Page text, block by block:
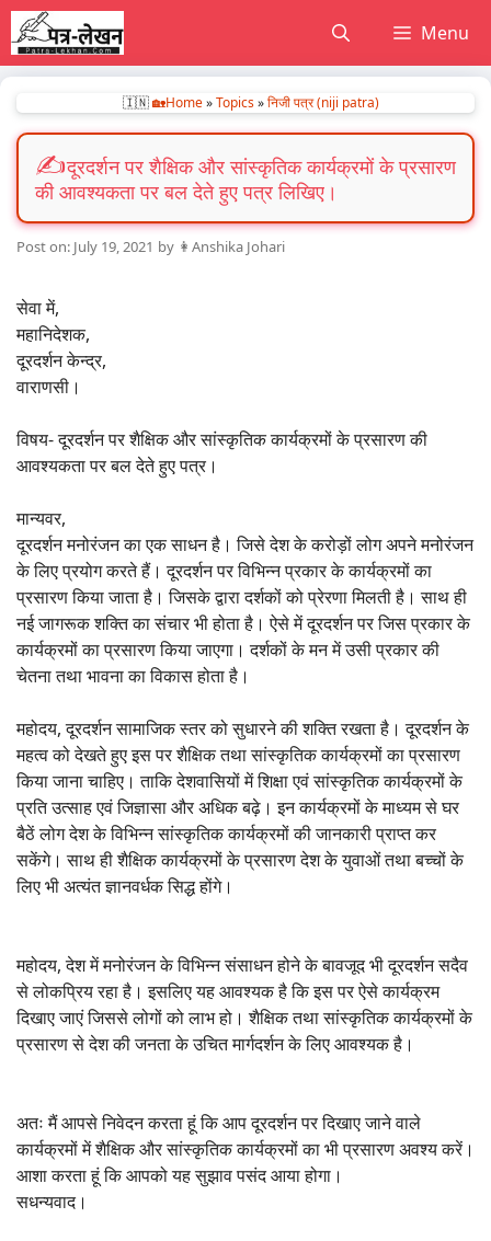
Skip
to
content
Menu
🇮🇳🏡Home»Topics»निजी पत्र (niji patra)
दूरदर्शन पर शैक्षिक और सांस्कृतिक कार्यक्रमों के प्रसारण
की आवश्यकता पर बल देते हुए पत्र लिखिए।
July 19, 2021 by 👩Anshika Johari
सेवा में,
महानिदेशक,
दूरदर्शन केन्द्र,
वाराणसी।
विषय- दूरदर्शन पर शैक्षिक और सांस्कृतिक कार्यक्रमों के प्रसारण की
आवश्यकता पर बल देते हुए पत्र।
मान्यवर,
दूरदर्शन मनोरंजन का एक साधन है। जिसे देश के करोड़ों लोग अपने मनोरंजन
के लिए प्रयोग करते हैं। दूरदर्शन पर विभिन्न प्रकार के कार्यक्रमों का
प्रसारण किया जाता है। जिसके द्वारा दर्शकों को प्रेरणा मिलती है। साथ ही
नई जागरूक शक्ति का संचार भी होता है। ऐसे में दूरदर्शन पर जिस प्रकार के
कार्यक्रमों का प्रसारण किया जाएगा। दर्शकों के मन में उसी प्रकार की
चेतना तथा भावना का विकास होता है।
महोदय, दूरदर्शन सामाजिक स्तर को सुधारने की शक्ति रखता है। दूरदर्शन के
महत्व को देखते हुए इस पर शैक्षिक तथा सांस्कृतिक कार्यक्रमों का प्रसारण
किया जाना चाहिए। ताकि देशवासियों में शिक्षा एवं सांस्कृतिक कार्यक्रमों के
प्रति उत्साह एवं जिज्ञासा और अधिक बढ़े। इन कार्यक्रमों के माध्यम से घर
बैठें लोग देश के विभिन्न सांस्कृतिक कार्यक्रमों की जानकारी प्राप्त कर
सकेंगे। साथ ही शैक्षिक कार्यक्रमों के प्रसारण देश के युवाओं तथा बच्चों के
लिए भी अत्यंत ज्ञानवर्धक सिद्ध होंगे।
महोदय, देश में मनोरंजन के विभिन्न संसाधन होने के बावजूद भी दूरदर्शन सदैव
से लोकप्रिय रहा है। इसलिए यह आवश्यक है कि इस पर ऐसे कार्यक्रम
दिखाए जाएं जिससे लोगों को लाभ हो। शैक्षिक तथा सांस्कृतिक कार्यक्रमों के
प्रसारण से देश की जनता के उचित मार्गदर्शन के लिए आवश्यक है।
अतः मैं आपसे निवेदन करता हूं कि आप दूरदर्शन पर दिखाए जाने वाले
कार्यक्रमों में शैक्षिक और सांस्कृतिक कार्यक्रमों का भी प्रसारण अवश्य करें।
आशा करता हूं कि आपको यह सुझाव पसंद आया होगा।
सधन्यवाद।